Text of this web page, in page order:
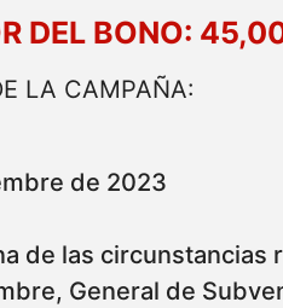
DEL BONO:
LA CAMPAÑA:
de 2023
de las circunstancias
General de